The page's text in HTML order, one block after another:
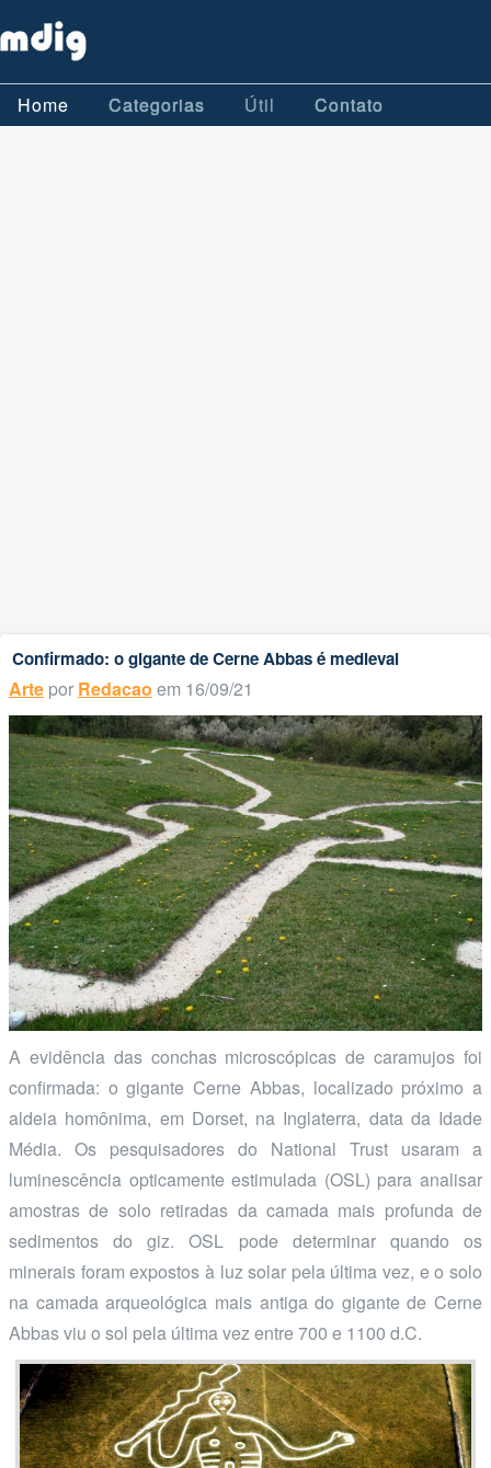
Home Categorias Útil Contato
Confirmado: o gigante de Cerne Abbas é medieval
Arte por Redacao em 16/09/21
A evidência das conchas microscópicas de caramujos foi
confirmada: o gigante Cerne Abbas, localizado próximo a
aldeia homônima, em Dorset, na Inglaterra, data da Idade
Média. Os pesquisadores do National Trust usaram a
luminescência opticamente estimulada (OSL) para analisar
amostras de solo retiradas da camada mais profunda de
sedimentos do giz. OSL pode determinar quando os
minerais foram expostos à luz solar pela última vez, e o solo
na camada arqueológica mais antiga do gigante de Cerne
Abbas viu o sol pela última vez entre 700 e 1100 d.C.